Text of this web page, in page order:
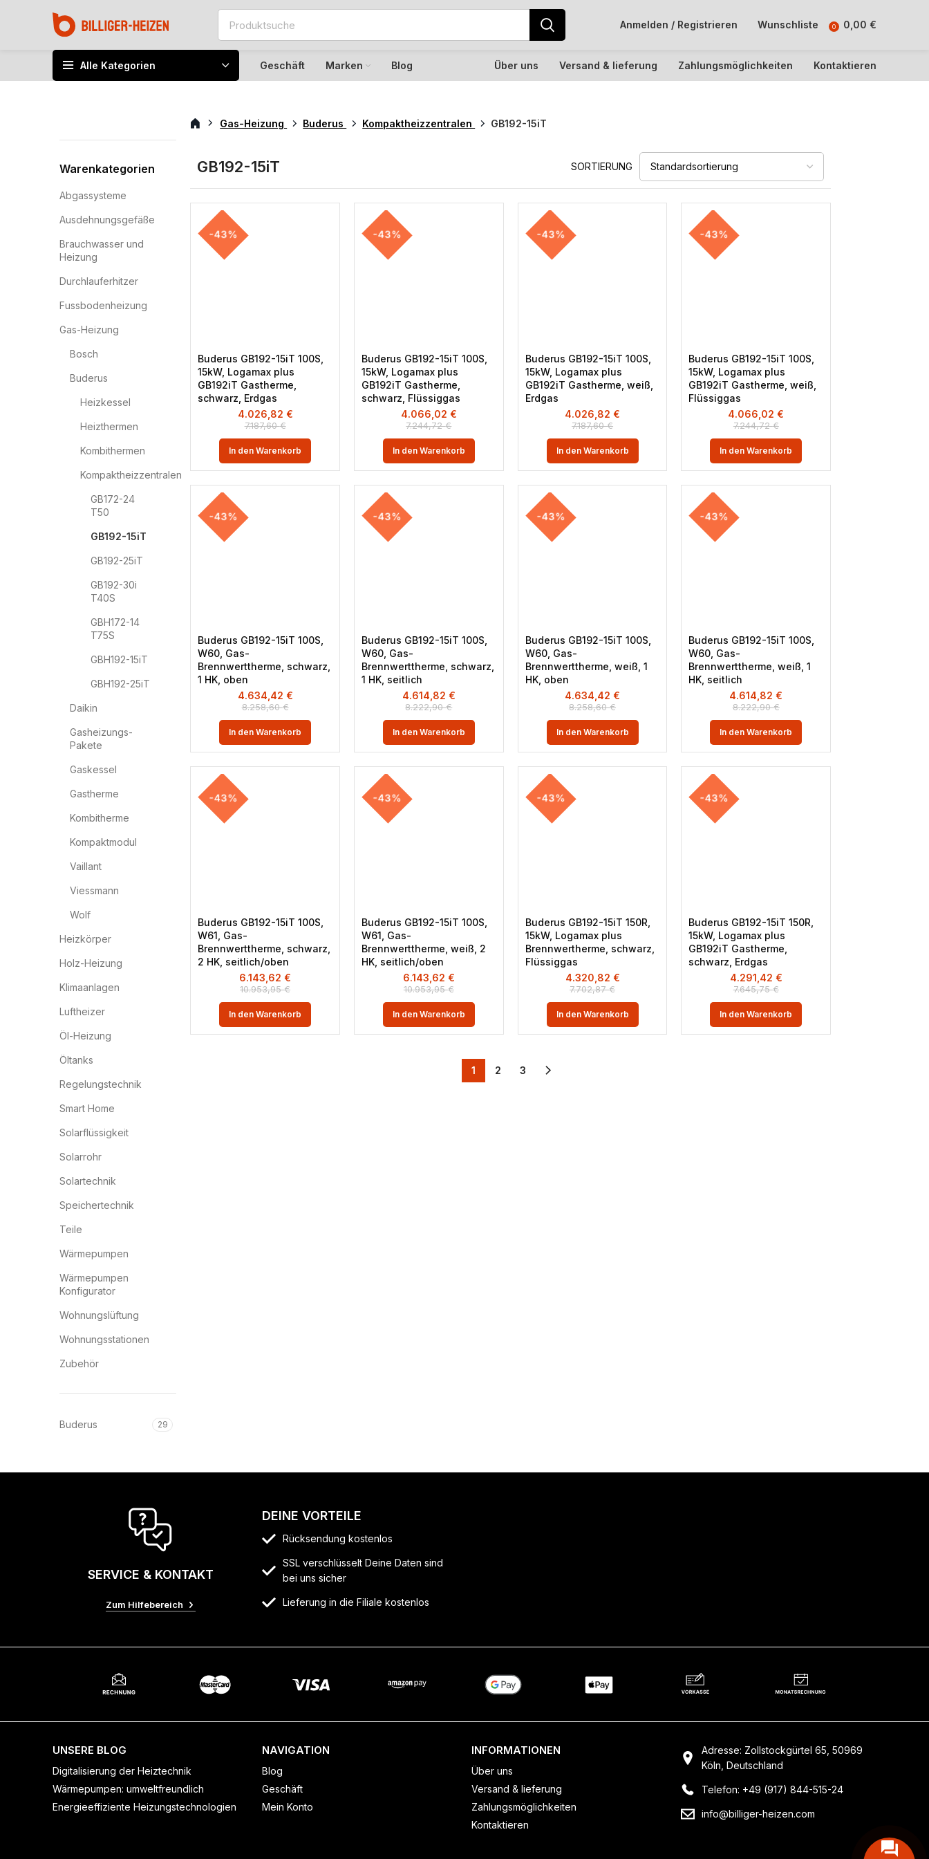
Anmelden / Registrieren Wunschliste 0 0,00 €
Alle Kategorien Geschäft Marken Blog Über uns Versand & lieferung Zahlungsmöglichkeiten Kontaktieren
Warenkategorien
Abgassysteme
Ausdehnungsgefäße
Brauchwasser und
Heizung
Durchlauferhitzer
Fussbodenheizung
Gas-Heizung
Bosch
Buderus
Heizkessel
Heizthermen
Kombithermen
Kompaktheizzentralen
GB172-24
T50
GB192-15iT
GB192-25iT
GB192-30i
T40S
GBH172-14
T75S
GBH192-15iT
GBH192-25iT
Daikin
Gasheizungs-
Pakete
Gaskessel
Gastherme
Kombitherme
Kompaktmodul
Vaillant
Viessmann
Wolf
Heizkörper
Holz-Heizung
Klimaanlagen
Luftheizer
Öl-Heizung
Öltanks
Regelungstechnik
Smart Home
Solarflüssigkeit
Solarrohr
Solartechnik
Speichertechnik
Teile
Wärmepumpen
Wärmepumpen
Konfigurator
Wohnungslüftung
Wohnungsstationen
Zubehör
Buderus 29
Gas-Heizung Buderus Kompaktheizzentralen GB192-15iT
GB192-15iT SORTIERUNG
-43%
Buderus GB192-15iT 100S,
15kW, Logamax plus
GB192iT Gastherme,
schwarz, Erdgas
7.187,60€
4.026,82 €
In den Warenkorb
-43%
Buderus GB192-15iT 100S,
15kW, Logamax plus
GB192iT Gastherme,
schwarz, Flüssiggas
7.244,72€
4.066,02 €
In den Warenkorb
-43%
Buderus GB192-15iT 100S,
15kW, Logamax plus
GB192iT Gastherme, weiß,
Erdgas
7.187,60€
4.026,82 €
In den Warenkorb
-43%
Buderus GB192-15iT 100S,
15kW, Logamax plus
GB192iT Gastherme, weiß,
Flüssiggas
7.244,72€
4.066,02 €
In den Warenkorb
-43%
Buderus GB192-15iT 100S,
W60, Gas-
Brennwerttherme, schwarz,
1 HK, oben
8.258,60€
4.634,42 €
In den Warenkorb
-43%
Buderus GB192-15iT 100S,
W60, Gas-
Brennwerttherme, schwarz,
1 HK, seitlich
8.222,90€
4.614,82 €
In den Warenkorb
-43%
Buderus GB192-15iT 100S,
W60, Gas-
Brennwerttherme, weiß, 1
HK, oben
8.258,60€
4.634,42 €
In den Warenkorb
-43%
Buderus GB192-15iT 100S,
W60, Gas-
Brennwerttherme, weiß, 1
HK, seitlich
8.222,90€
4.614,82 €
In den Warenkorb
-43%
Buderus GB192-15iT 100S,
W61, Gas-
Brennwerttherme, schwarz,
2 HK, seitlich/oben
10.953,95€
6.143,62 €
In den Warenkorb
-43%
Buderus GB192-15iT 100S,
W61, Gas-
Brennwerttherme, weiß, 2
HK, seitlich/oben
10.953,95€
6.143,62 €
In den Warenkorb
-43%
Buderus GB192-15iT 150R,
15kW, Logamax plus
Brennwertherme, schwarz,
Flüssiggas
7.702,87€
4.320,82 €
In den Warenkorb
-43%
Buderus GB192-15iT 150R,
15kW, Logamax plus
GB192iT Gastherme,
schwarz, Erdgas
7.645,75€
4.291,42 €
In den Warenkorb
1 2 3
SERVICE & KONTAKT
Zum Hilfebereich
DEINE VORTEILE
Rücksendung kostenlos
SSL verschlüsselt Deine Daten sind
bei uns sicher
Lieferung in die Filiale kostenlos
UNSERE BLOG
Digitalisierung der Heiztechnik
Wärmepumpen: umweltfreundlich
Energieeffiziente Heizungstechnologien
NAVIGATION
Blog
Geschäft
Mein Konto
INFORMATIONEN
Über uns
Versand & lieferung
Zahlungsmöglichkeiten
Kontaktieren
Adresse: Zollstockgürtel 65, 50969
Köln, Deutschland
Telefon: +49 (917) 844-515-24
info@billiger-heizen.com